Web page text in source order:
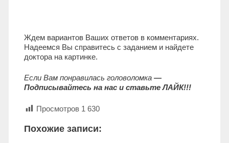
Ждем вариантов Ваших ответов в комментариях.
Надеемся Вы справитесь с заданием и найдете
доктора на картинке.
Если Вам понравилась головоломка —
Подписывайтесь на нас и ставьте ЛАЙК!!!
Просмотров 1 630
Похожие записи: